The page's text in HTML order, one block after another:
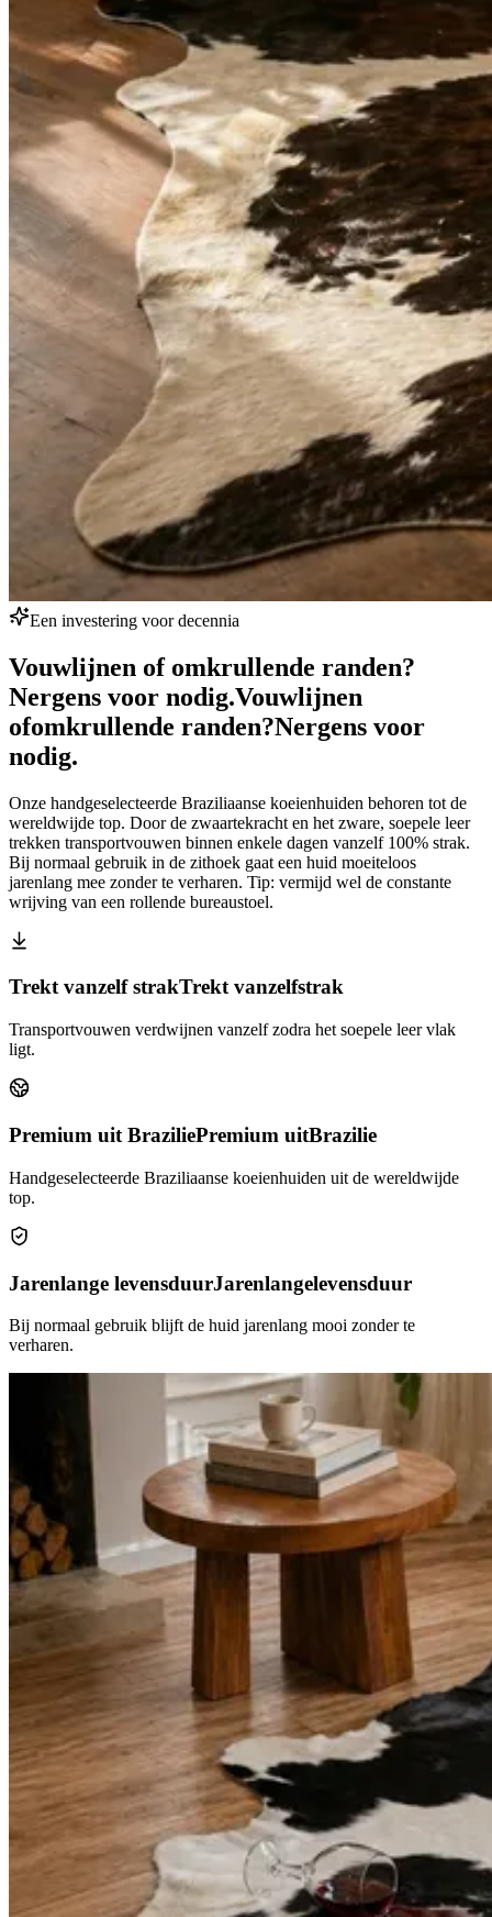
Een investering voor decennia
Vouwlijnen of omkrullende randen?
Nergens voor nodig.Vouwlijnen
ofomkrullende randen?Nergens voor
nodig.
Onze handgeselecteerde Braziliaanse koeienhuiden behoren tot de
wereldwijde top. Door de zwaartekracht en het zware, soepele leer
trekken transportvouwen binnen enkele dagen vanzelf 100% strak.
Bij normaal gebruik in de zithoek gaat een huid moeiteloos
jarenlang mee zonder te verharen. Tip: vermijd wel de constante
wrijving van een rollende bureaustoel.
Trekt vanzelf strakTrekt vanzelfstrak
Transportvouwen verdwijnen vanzelf zodra het soepele leer vlak
ligt.
Premium uit BraziliePremium uitBrazilie
Handgeselecteerde Braziliaanse koeienhuiden uit de wereldwijde
top.
Jarenlange levensduurJarenlangelevensduur
Bij normaal gebruik blijft de huid jarenlang mooi zonder te
verharen.